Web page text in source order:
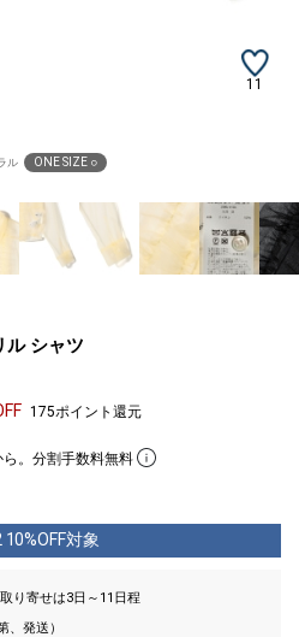
11
ル ONE SIZE ○
ル シャツ
175ポイント還元
ら。分割手数料無料
10%OFF対象
り寄せは3日～11日程
、発送）